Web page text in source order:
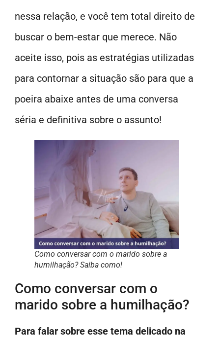
nessa relação, e você tem total direito de
buscar o bem-estar que merece. Não
aceite isso, pois as estratégias utilizadas
para contornar a situação são para que a
poeira abaixe antes de uma conversa
séria e definitiva sobre o assunto!
Como conversar com o marido sobre a
humilhação? Saiba como!
Como conversar com o
marido sobre a humilhação?
Para falar sobre esse tema delicado na